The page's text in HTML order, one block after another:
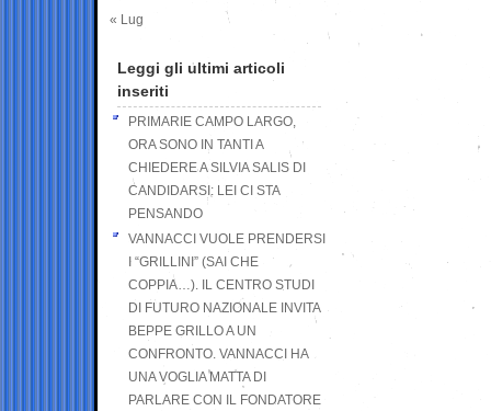
« Lug
Leggi gli ultimi articoli
inseriti
PRIMARIE CAMPO LARGO,
ORA SONO IN TANTI A
CHIEDERE A SILVIA SALIS DI
CANDIDARSI: LEI CI STA
PENSANDO
VANNACCI VUOLE PRENDERSI
I “GRILLINI” (SAI CHE
COPPIA…). IL CENTRO STUDI
DI FUTURO NAZIONALE INVITA
BEPPE GRILLO A UN
CONFRONTO. VANNACCI HA
UNA VOGLIA MATTA DI
PARLARE CON IL FONDATORE